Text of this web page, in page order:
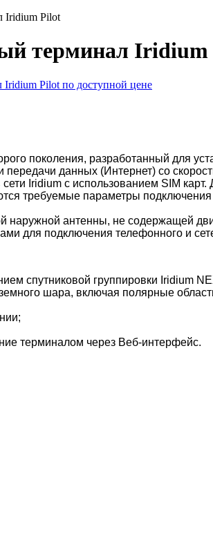
Iridium Pilot
терминал
поколения, разработанный для
данных (Интернет) со
Iridium с использованием SIM
требуемые параметры
наружной антенны, не содержащей
для подключения телефонного и
спутниковой группировки Iridium
шара, включая полярные
терминалом через Веб-интерфейс.